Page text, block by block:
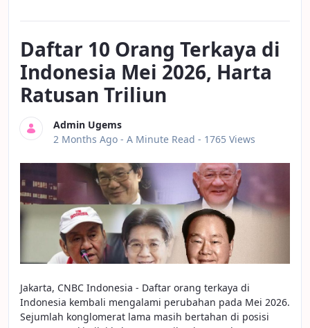
Daftar 10 Orang Terkaya di
Indonesia Mei 2026, Harta
Ratusan Triliun
Admin Ugems
Published Date
2 Months Ago - A Minute Read - 1765 Views
Jakarta, CNBC Indonesia - Daftar orang terkaya di
Indonesia kembali mengalami perubahan pada Mei 2026.
Sejumlah konglomerat lama masih bertahan di posisi